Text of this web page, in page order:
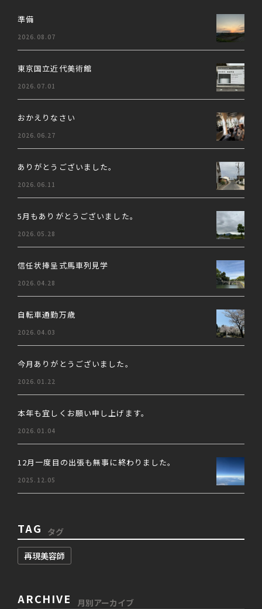
準備
2026.08.07
東京国立近代美術館
2026.07.01
おかえりなさい
2026.06.27
ありがとうございました。
2026.06.11
5月もありがとうございました。
2026.05.28
信任状捧呈式馬車列見学
2026.04.28
自転車通勤万歳
2026.04.03
今月ありがとうございました。
2026.01.22
本年も宜しくお願い申し上げます。
2026.01.04
12月一度目の出張も無事に終わりました。
2025.12.05
TAG タグ
再現美容師
ARCHIVE 月別アーカイブ